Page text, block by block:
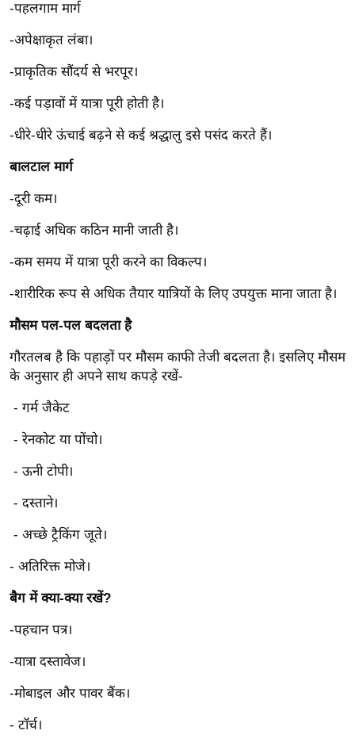
वु
ड
ली
वु
फि
ल्म
मी
क्षा
r
e
k
i
n
N
e
s
ला
फ
स्टा
ल
टे
लॉ
जी
ब्यू
-पहलगाम मार्ग
-अपेक्षाकृत लंबा।
-प्राकृतिक सौंदर्य से भरपूर।
-कई पड़ावों में यात्रा पूरी होती है।
-धीरे-धीरे ऊंचाई बढ़ने से कई श्रद्धालु इसे पसंद करते हैं।
बालटाल मार्ग
-दूरी कम।
-चढ़ाई अधिक कठिन मानी जाती है।
-कम समय में यात्रा पूरी करने का विकल्प।
-शारीरिक रूप से अधिक तैयार यात्रियों के लिए उपयुक्त माना जाता है।
मौसम पल-पल बदलता है
गौरतलब है कि पहाड़ों पर मौसम काफी तेजी बदलता है। इसलिए मौसम
के अनुसार ही अपने साथ कपड़े रखें-
- गर्म जैकेट
- रेनकोट या पोंचो।
- ऊनी टोपी।
- दस्ताने।
- अच्छे ट्रैकिंग जूते।
- अतिरिक्त मोजे।
बैग में क्या-क्या रखें?
-पहचान पत्र।
-यात्रा दस्तावेज।
-मोबाइल और पावर बैंक।
- टॉर्च।